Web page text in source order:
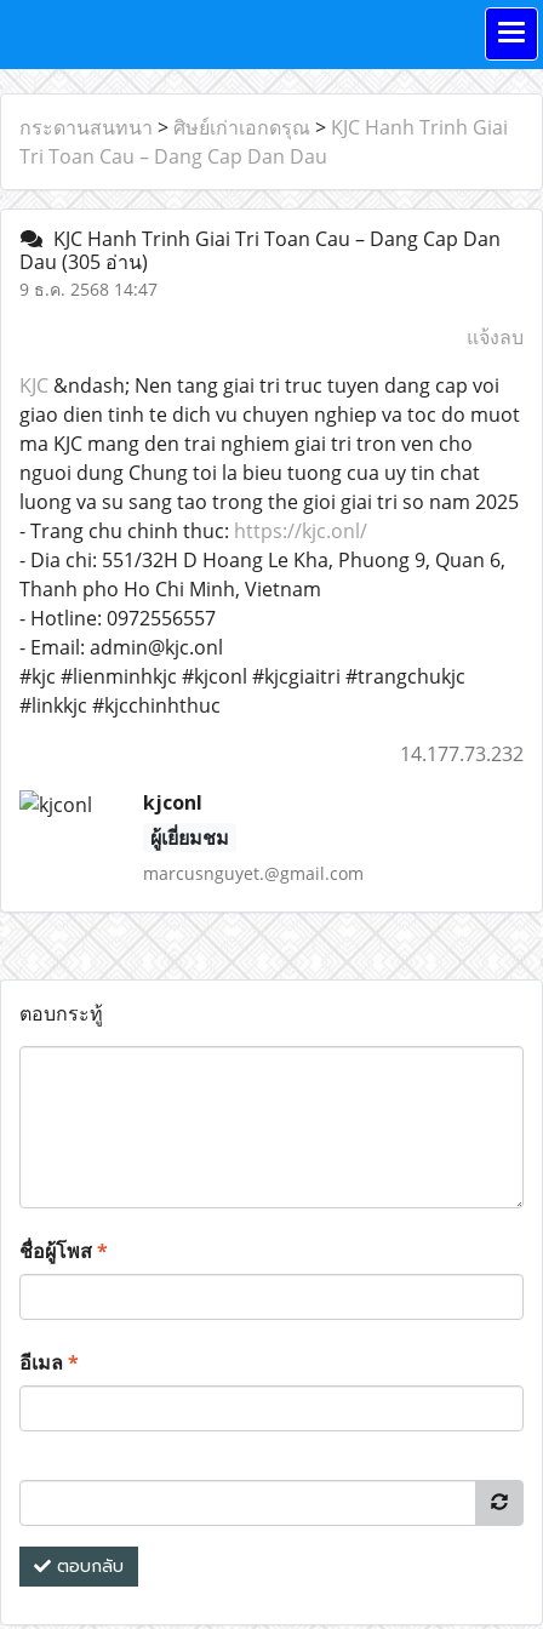
กระดานสนทนา > ศิษย์เก่าเอกดรุณ > KJC Hanh Trinh Giai
Tri Toan Cau – Dang Cap Dan Dau
KJC Hanh Trinh Giai Tri Toan Cau – Dang Cap Dan
Dau (305 อ่าน)
9 ธ.ค. 2568 14:47
แจ้งลบ
KJC &ndash; Nen tang giai tri truc tuyen dang cap voi
giao dien tinh te dich vu chuyen nghiep va toc do muot
ma KJC mang den trai nghiem giai tri tron ven cho
nguoi dung Chung toi la bieu tuong cua uy tin chat
luong va su sang tao trong the gioi giai tri so nam 2025
- Trang chu chinh thuc: https://kjc.onl/
- Dia chi: 551/32H D Hoang Le Kha, Phuong 9, Quan 6,
Thanh pho Ho Chi Minh, Vietnam
- Hotline: 0972556557
- Email: admin@kjc.onl
#kjc #lienminhkjc #kjconl #kjcgiaitri #trangchukjc
#linkkjc #kjcchinhthuc
14.177.73.232
kjconl
ผู้เยี่ยมชม
marcusnguyet.@gmail.com
ตอบกระทู้
ชื่อผู้โพส*
อีเมล*
ตอบกลับ